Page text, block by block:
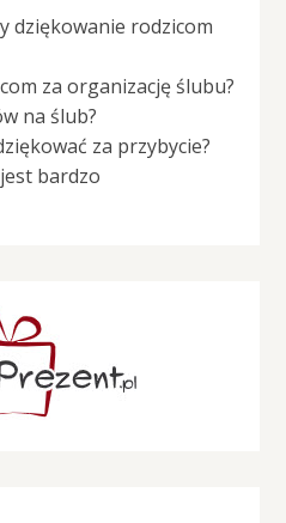
dziękowanie rodzicom
za organizację ślubu?
na ślub?
za przybycie?
bardzo